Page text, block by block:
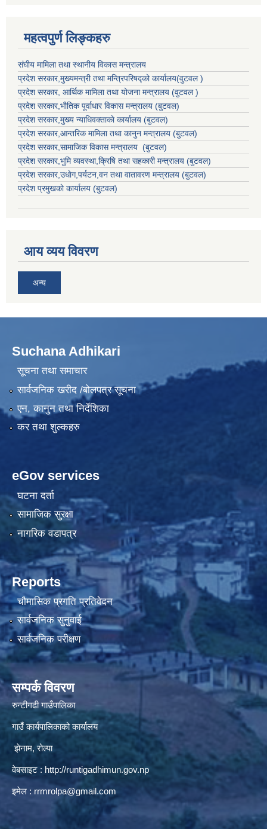
महत्वपुर्ण लिङ्कहरु
संघीय मामिला तथा स्थानीय विकास मन्त्रालय
प्रदेश सरकार,मुख्यमन्त्री तथा मन्त्रिपरिषद्को कार्यालय(वुटवल )
प्रदेश सरकार, आर्थिक मामिला तथा योजना मन्त्रालय (वुटवल )
प्रदेश सरकार,भाैतिक पूर्वाधार विकास मन्त्रालय (बुटवल)
प्रदेश सरकार,मुख्य न्याधिवक्ताकाे कार्यालय (बुटवल)
प्रदेश सरकार,आन्तरिक मामिला तथा कानुन मन्त्रालय (बुटवल)
प्रदेश सरकार,सामाजिक विकास मन्त्रालय (बुटवल)
प्रदेश सरकार,भुमि व्यवस्था,क्रिषि तथा सहकारी मन्त्रालय (बुटवल)
प्रदेश सरकार,उधाेग,पर्यटन,वन तथा वातावरण मन्त्रालय (बुटवल)
प्रदेश प्रमुखकाे कार्यालय (बुटवल)
आय व्यय विवरण
अन्य
Suchana Adhikari
सूचना तथा समाचार
सार्वजनिक खरीद /बोलपत्र सूचना
एन, कानुन तथा निर्देशिका
कर तथा शुल्कहरु
eGov services
घटना दर्ता
सामाजिक सुरक्षा
नागरिक वडापत्र
Reports
चौमासिक प्रगति प्रतिवेदन
सार्वजनिक सुनुवाई
सार्वजनिक परीक्षण
सम्पर्क विवरण
रुन्टीगढी गाउँपालिका
गाउँ कार्यपालिकाको कार्यालय
झेनाम, रोल्पा
वेबसाइट : http://runtigadhimun.gov.np
इमेल : rrmrolpa@gmail.com